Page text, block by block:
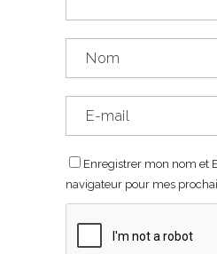
Enregistrer mon nom et
navigateur pour mes